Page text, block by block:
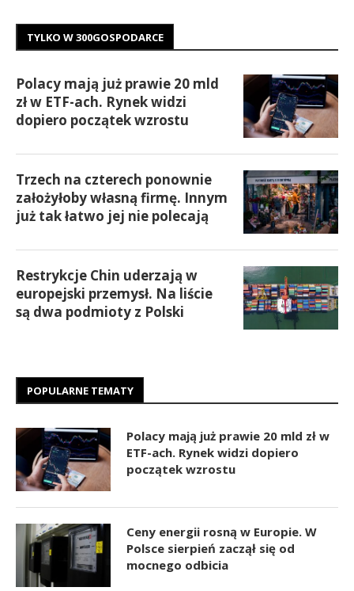
TYLKO W 300GOSPODARCE
Polacy mają już prawie 20 mld
zł w ETF-ach. Rynek widzi
dopiero początek wzrostu
Trzech na czterech ponownie
założyłoby własną firmę. Innym
już tak łatwo jej nie polecają
Restrykcje Chin uderzają w
europejski przemysł. Na liście
są dwa podmioty z Polski
POPULARNE TEMATY
Polacy mają już prawie 20 mld zł w
ETF-ach. Rynek widzi dopiero
początek wzrostu
Ceny energii rosną w Europie. W
Polsce sierpień zaczął się od
mocnego odbicia